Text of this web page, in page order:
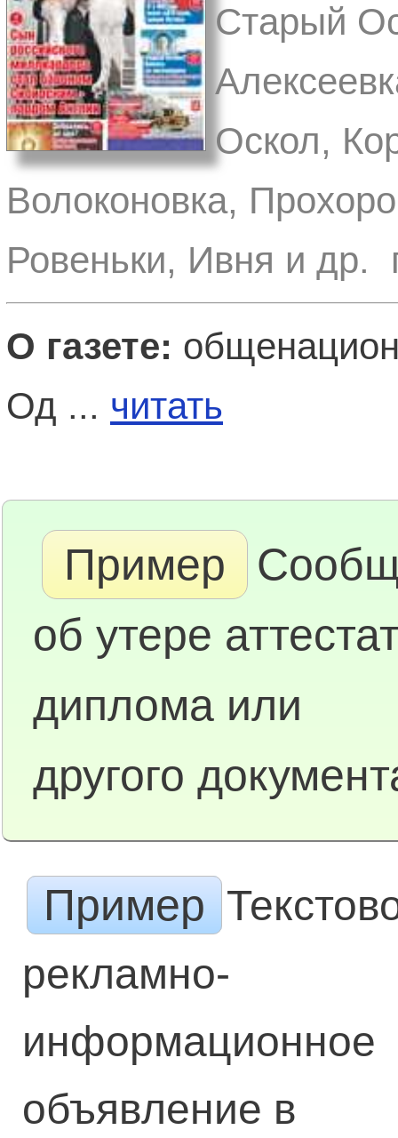
Старый
Оскол,
Волоконовка,
Ровеньки, Ивня и др.
О газете:
Од ... читать
Пример
об утере
диплома или
другого
Пример
рекламно-
информационное
объявление в